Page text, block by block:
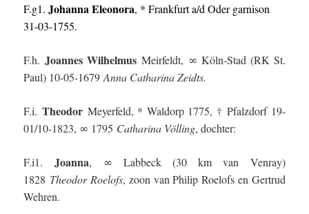
F.g1.Johanna Eleonora, * Frankfurt a/d Oder garnison
31-03-1755.
F.h. Joannes WilhelmusMeirfeldt, ∞ Köln-Stad (RK St.
Paul) 10-05-1679Anna Catharina Zeidts.
F.i. Theodor Meyerfeld, * Waldorp 1775, † Pfalzdorf 19-
01/10-1823, ∞ 1795 Catharina Völling, dochter:
F.i1. Joanna, ∞ Labbeck (30 km van Venray)
1828 Theodor Roelofs, zoon van Philip Roelofs en Gertrud
Wehren.